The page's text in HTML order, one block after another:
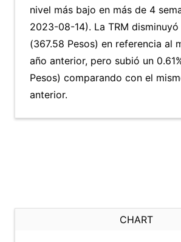
nivel más bajo en más de 4
2023-08-14). La TRM disminuyó
(367.58 Pesos) en referencia al
año anterior, pero subió un
Pesos) comparando con el
anterior.
CHART